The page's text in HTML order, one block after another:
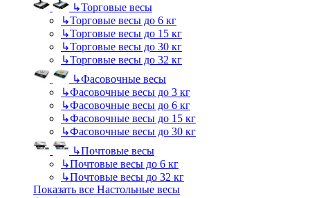
↳Торговые весы
↳Торговые весы до 6 кг
↳Торговые весы до 15 кг
↳Торговые весы до 30 кг
↳Торговые весы до 32 кг
↳Фасовочные весы
↳Фасовочные весы до 3 кг
↳Фасовочные весы до 6 кг
↳Фасовочные весы до 15 кг
↳Фасовочные весы до 30 кг
↳Почтовые весы
↳Почтовые весы до 6 кг
↳Почтовые весы до 32 кг
Показать все Настольные весы